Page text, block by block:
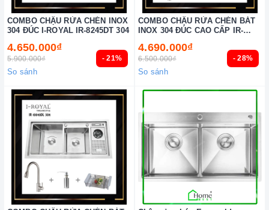
- 21%
COMBO CHẬU RỬA CHÉN INOX
304 ĐÚC I-ROYAL IR-8245DT 304
4.650.000₫
5.900.000₫
So sánh
- 28%
COMBO CHẬU RỬA CHÉN BÁT
INOX 304 ĐÚC CAO CẤP IR-
4.690.000₫
6.500.000₫
So sánh